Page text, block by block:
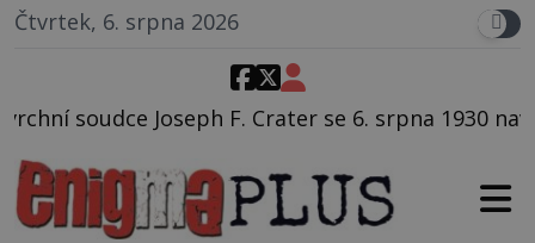
Čtvrtek, 6. srpna 2026
Crater se 6. srpna 1930 navečeří ve své